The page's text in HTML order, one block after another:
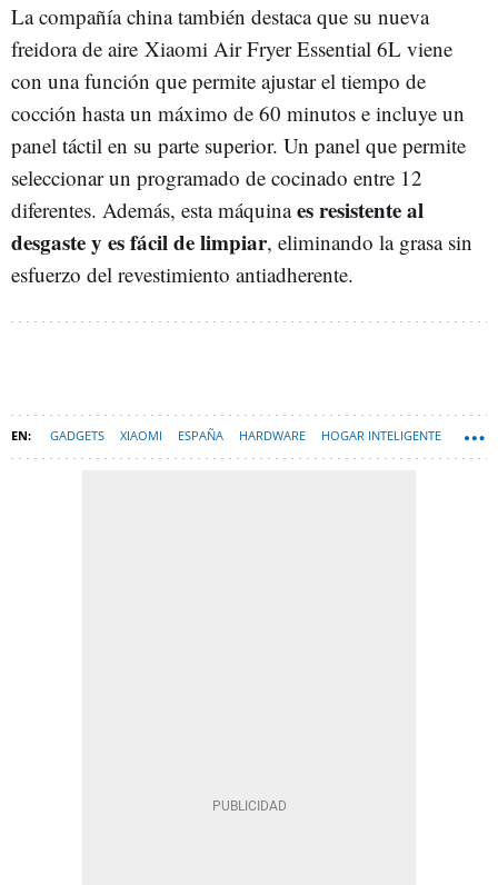
La compañía china también destaca que su nueva
freidora de aire Xiaomi Air Fryer Essential 6L viene
con una función que permite ajustar el tiempo de
cocción hasta un máximo de 60 minutos e incluye un
panel táctil en su parte superior. Un panel que permite
seleccionar un programado de cocinado entre 12
diferentes. Además, esta máquinaes resistente al
desgaste y es fácil de limpiar, eliminando la grasa sin
esfuerzo del revestimiento antiadherente.
GADGETS XIAOMI ESPAÑA HARDWARE HOGAR INTELIGENTE